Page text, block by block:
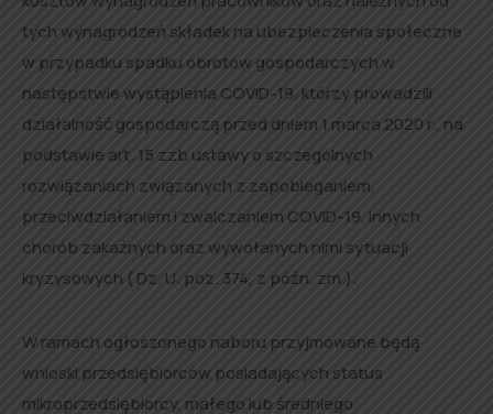
tych wynagrodzeń składek na ubezpieczenia społeczne
w przypadku spadku obrotów gospodarczych w
następstwie wystąpienia COVID-19, którzy prowadzili
działalność gospodarczą przed dniem 1 marca 2020 r., na
podstawie art. 15 zzb ustawy o szczególnych
rozwiązaniach związanych z zapobieganiem,
przeciwdziałaniem i zwalczaniem COVID-19, innych
chorób zakaźnych oraz wywołanych nimi sytuacji
kryzysowych ( Dz. U. poz. 374, z późn. zm.).
W ramach ogłoszonego naboru przyjmowane będą
wnioski przedsiębiorców posiadających status
mikroprzedsiębiorcy, małego lub średniego